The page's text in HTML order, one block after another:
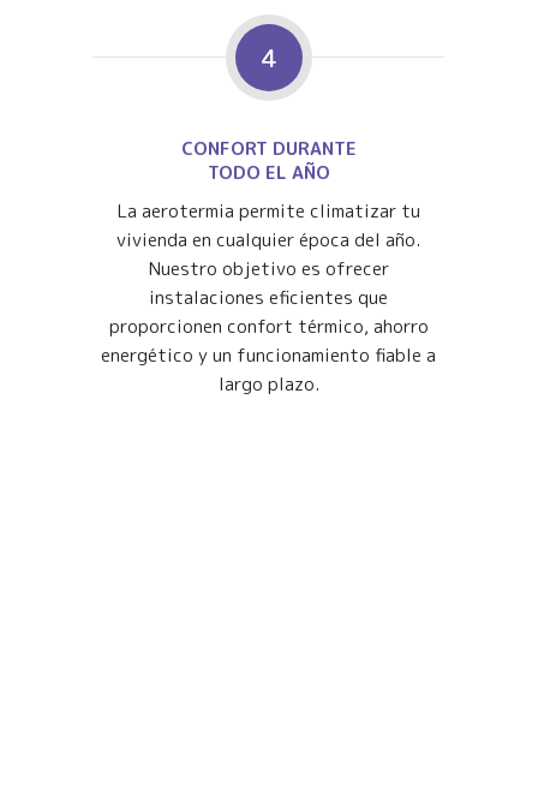
4
CONFORT DURANTE
TODO EL AÑO
La aerotermia permite climatizar tu
vivienda en cualquier época del año.
Nuestro objetivo es ofrecer
instalaciones eficientes que
proporcionen confort térmico, ahorro
energético y un funcionamiento fiable a
largo plazo.